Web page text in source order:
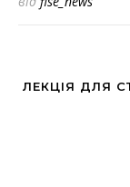
ЛЕКЦІЯ ДЛЯ